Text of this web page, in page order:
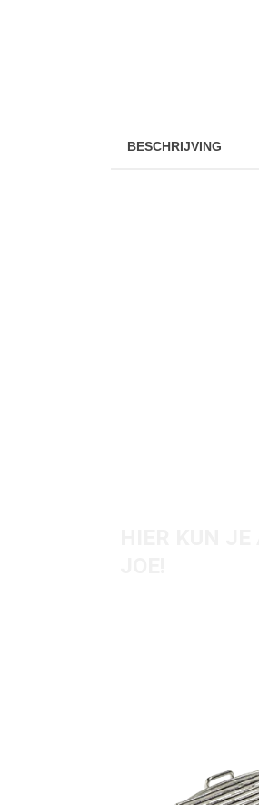
BESCHRIJVING